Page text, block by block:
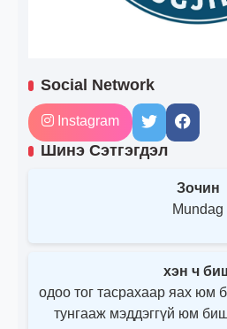
Social Network
Instagram
Шинэ Сэтгэгдэл
Зочин
Mundag
хэн ч
одоо тог тасрахаар яах юм
тунгааж мэддэггүй юм